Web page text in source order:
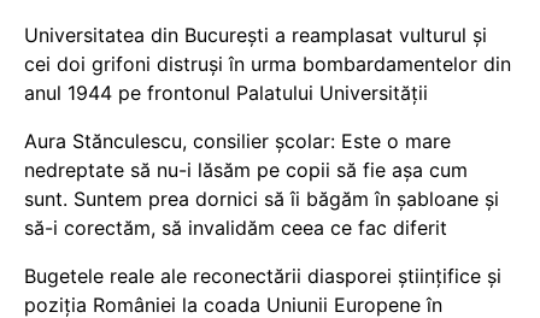
Universitatea din București a reamplasat vulturul și
cei doi grifoni distruși în urma bombardamentelor din
anul 1944 pe frontonul Palatului Universității
Aura Stănculescu, consilier școlar: Este o mare
nedreptate să nu-i lăsăm pe copii să fie așa cum
sunt. Suntem prea dornici să îi băgăm în șabloane și
să-i corectăm, să invalidăm ceea ce fac diferit
Bugetele reale ale reconectării diasporei științifice și
poziția României la coada Uniunii Europene în